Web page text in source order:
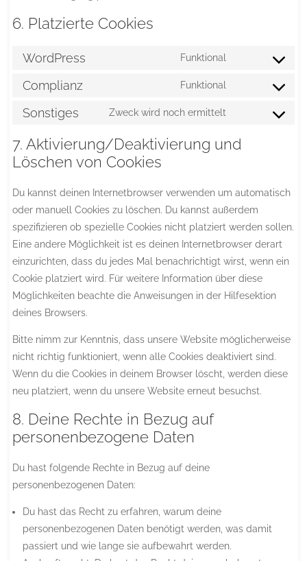
6. Platzierte Cookies
WordPress Funktional
wordpress
Complianz Funktional
complianz
Sonstiges Zweck wird noch ermittelt
to
7. Aktivierung/Deaktivierung und
Löschen von Cookies
Du kannst deinen Internetbrowser verwenden um automatisch
oder manuell Cookies zu löschen. Du kannst außerdem
spezifizieren ob spezielle Cookies nicht platziert werden sollen.
Eine andere Möglichkeit ist es deinen Internetbrowser derart
einzurichten, dass du jedes Mal benachrichtigt wirst, wenn ein
Cookie platziert wird. Für weitere Information über diese
Möglichkeiten beachte die Anweisungen in der Hilfesektion
deines Browsers.
Bitte nimm zur Kenntnis, dass unsere Website möglicherweise
nicht richtig funktioniert, wenn alle Cookies deaktiviert sind.
Wenn du die Cookies in deinem Browser löscht, werden diese
neu platziert, wenn du unsere Website erneut besuchst.
8. Deine Rechte in Bezug auf
personenbezogene Daten
Du hast folgende Rechte in Bezug auf deine
personenbezogenen Daten:
Du hast das Recht zu erfahren, warum deine
personenbezogenen Daten benötigt werden, was damit
passiert und wie lange sie aufbewahrt werden.